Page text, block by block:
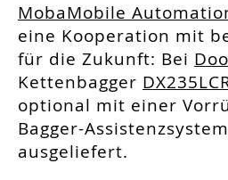
MobaMobile
eine Kooperation mit
für die Zukunft: Bei
Kettenbagger
optional mit einer
Bagger-Assistenzsystem
ausgeliefert.